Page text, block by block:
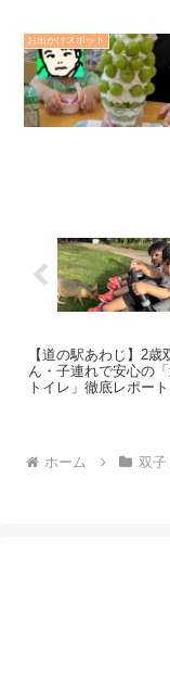
お出かけスポット
【道の駅あわじ】2
ん・子連れで安心の
トイレ」徹底レポート
ホーム 双子